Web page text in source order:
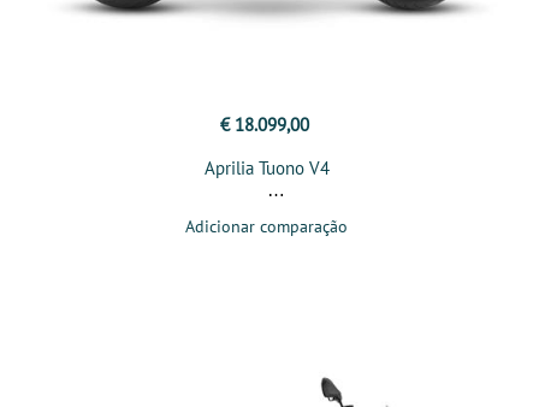
€ 18.099,00
Aprilia Tuono V4
Adicionar comparação